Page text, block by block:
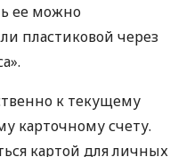
ее можно
пластиковой через
к текущему
карточному счету.
картой для личных